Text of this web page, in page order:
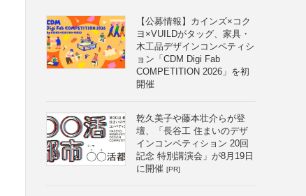
【公募情報】カインズ×コク
ヨ×VUILDがタッグ、家具・
木工品デザインコンペティシ
ョン「CDM Digi Fab
COMPETITION 2026」を初
開催
乾久美子や藤本壮介らが登
壇、「長谷工 住まいのデザ
インコンペティション 20回
記念 特別講演会」が8月19日
に開催 [PR]